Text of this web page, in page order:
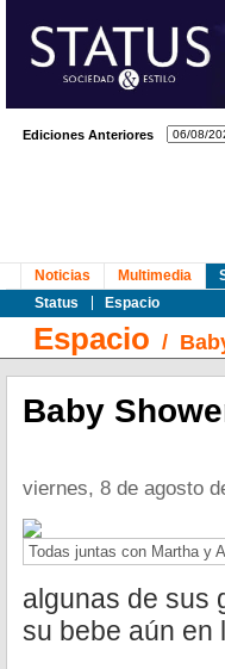
Ediciones Anteriores
Noticias Multimedia
Status
Espacio
Espacio /
Baby
viernes, 8 de agosto
Todas juntas con Martha y
algunas de sus
su bebe aún en